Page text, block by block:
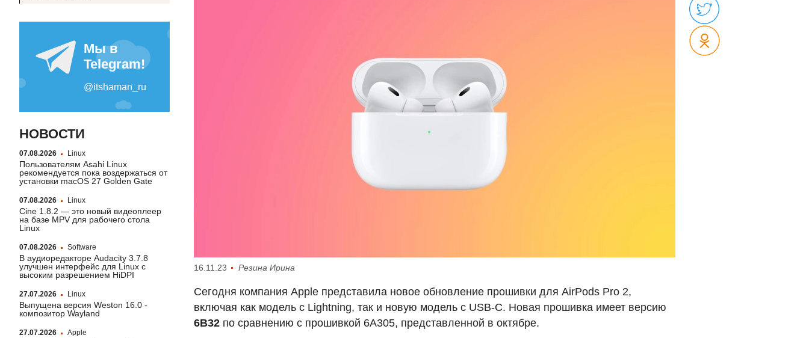
НОВОСТИ
07.08.2026 Linux
Пользователям Asahi Linux
рекомендуется пока воздержаться от
установки macOS 27 Golden Gate
07.08.2026 Linux
Cine 1.8.2 — это новый видеоплеер
на базе MPV для рабочего стола
Linux
07.08.2026 Software
В аудиоредакторе Audacity 3.7.8
улучшен интерфейс для Linux с
высоким разрешением HiDPI
27.07.2026 Linux
Выпущена версия Weston 16.0 -
композитор Wayland
27.07.2026 Apple
16.11.23 Резина Ирина
Сегодня компания Apple представила новое обновление прошивки для AirPods Pro 2,
включая как модель с Lightning, так и новую модель с USB-C. Новая прошивка имеет версию
6B32 по сравнению с прошивкой 6A305, представленной в октябре.